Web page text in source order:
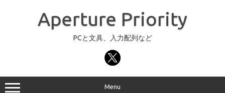
Aperture Priority
PCと文具、入力配列など
Menu